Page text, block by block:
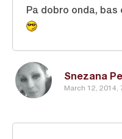
Snezana
March 12, 2014,
Pa dobro onda, bas